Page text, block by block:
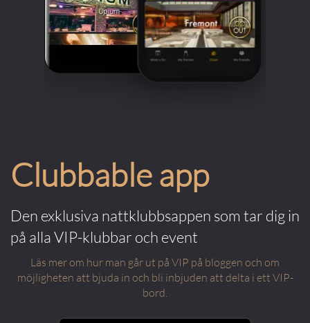
Clubbable app
Den exklusiva nattklubbsappen som tar dig in
på alla VIP-klubbar och event
Läs mer om hur man går ut på VIP på bloggen och om
möjligheten att bjuda in och bli inbjuden att delta i ett VIP-
bord.